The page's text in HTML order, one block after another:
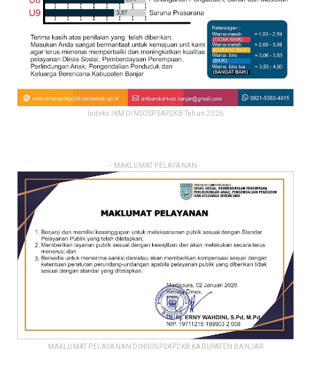
Indeks IKM DINSOSP3AP2KB Tahun 2026
- MAKLUMAT PELAYANAN -
MAKLUMAT PELAYANAN DINSOSP3AP2KB KABUPATEN BANJAR